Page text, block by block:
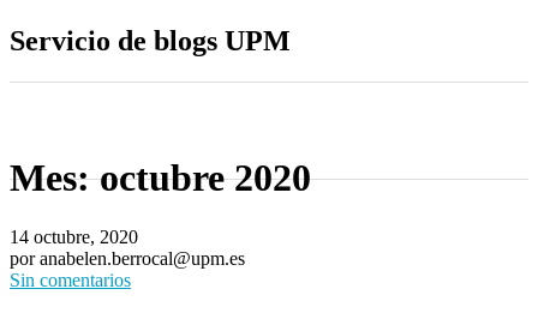
Servicio de blogs UPM
Mes:octubre 2020
14 octubre, 2020
por anabelen.berrocal@upm.es
Sin comentarios